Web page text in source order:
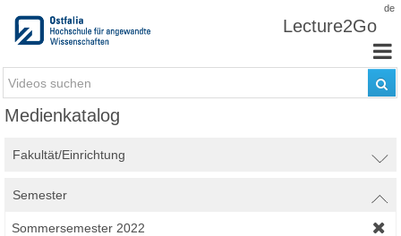
de
Lecture2Go
Medienkatalog
Fakultät/Einrichtung
Semester
Sommersemester 2022